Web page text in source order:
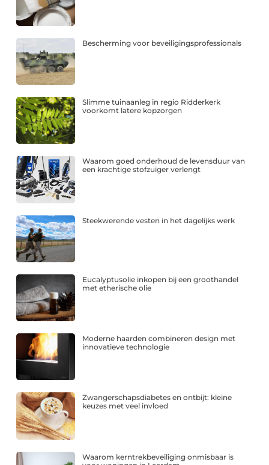
Bescherming voor beveiligingsprofessionals
Slimme tuinaanleg in regio Ridderkerk
voorkomt latere kopzorgen
Waarom goed onderhoud de levensduur van
een krachtige stofzuiger verlengt
Steekwerende vesten in het dagelijks werk
Eucalyptusolie inkopen bij een groothandel
met etherische olie
Moderne haarden combineren design met
innovatieve technologie
Zwangerschapsdiabetes en ontbijt: kleine
keuzes met veel invloed
Waarom kerntrekbeveiliging onmisbaar is